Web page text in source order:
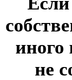
иного
не